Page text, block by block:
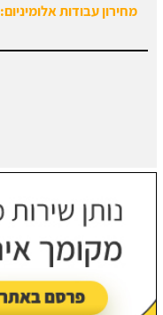
מחירון עבודות אלומיניום: